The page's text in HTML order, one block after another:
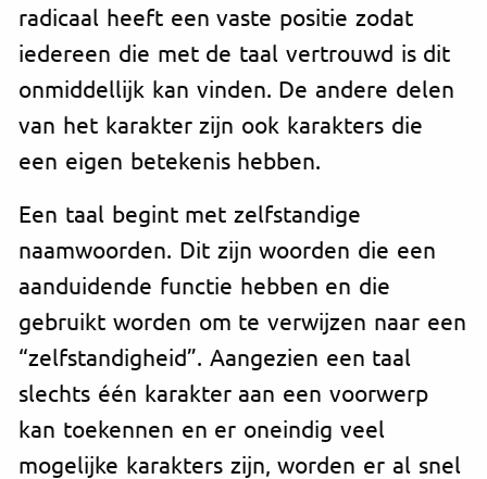
radicaal heeft een vaste positie zodat
iedereen die met de taal vertrouwd is dit
onmiddellijk kan vinden. De andere delen
van het karakter zijn ook karakters die
een eigen betekenis hebben.
Een taal begint met zelfstandige
naamwoorden. Dit zijn woorden die een
aanduidende functie hebben en die
gebruikt worden om te verwijzen naar een
“zelfstandigheid”. Aangezien een taal
slechts één karakter aan een voorwerp
kan toekennen en er oneindig veel
mogelijke karakters zijn, worden er al snel